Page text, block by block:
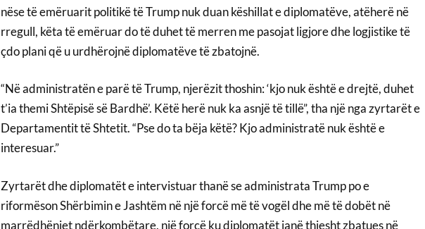
nëse të emëruarit politikë të Trump nuk duan këshillat e diplomatëve, atëherë në
rregull, këta të emëruar do të duhet të merren me pasojat ligjore dhe logjistike të
çdo plani që u urdhërojnë diplomatëve të zbatojnë.
“Në administratën e parë të Trump, njerëzit thoshin: ‘kjo nuk është e drejtë, duhet
t’ia themi Shtëpisë së Bardhë’. Këtë herë nuk ka asnjë të tillë”, tha një nga zyrtarët e
Departamentit të Shtetit. “Pse do ta bëja këtë? Kjo administratë nuk është e
interesuar.”
Zyrtarët dhe diplomatët e intervistuar thanë se administrata Trump po e
riformëson Shërbimin e Jashtëm në një forcë më të vogël dhe më të dobët në
marrëdhëniet ndërkombëtare, një forcë ku diplomatët janë thjesht zbatues në